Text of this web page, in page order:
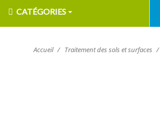
CATÉGORIES
Accueil Traitement des sols et surfaces